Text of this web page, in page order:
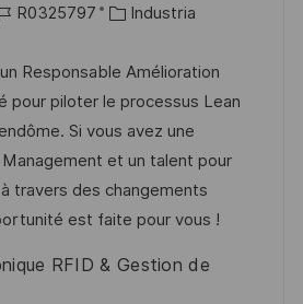
R0325797
C
t
e
g
o
r
í
Industria
Responsable Amélioration
pour piloter le processus Lean
Si vous avez une
et un talent pour
travers des changements
est faite pour vous !
RFID & Gestion de